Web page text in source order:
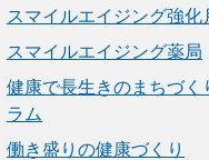
スマイルエイジング強化
スマイルエイジング薬局
健康で長生きのまちづく
ラム
働き盛りの健康づくり